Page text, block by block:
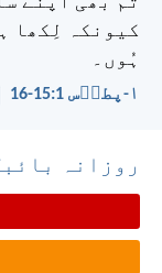
کیونکہ لِکھا
ہُوں۔
۱-پطرؔس 1:‏15-‏16
روزانہ